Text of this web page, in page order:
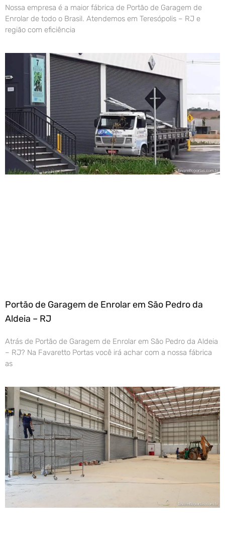
Nossa empresa é a maior fábrica de Portão de Garagem de
Enrolar de todo o Brasil. Atendemos em Teresópolis – RJ e
região com eficiência
Portão de Garagem de Enrolar em São Pedro da
Aldeia – RJ
Atrás de Portão de Garagem de Enrolar em São Pedro da Aldeia
– RJ? Na Favaretto Portas você irá achar com a nossa fábrica
as